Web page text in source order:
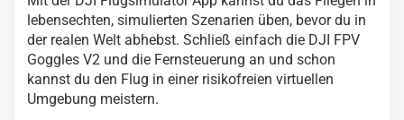
lebensechten, simulierten Szenarien üben, bevor du in
der realen Welt abhebst. Schließ einfach die DJI FPV
Goggles V2 und die Fernsteuerung an und schon
kannst du den Flug in einer risikofreien virtuellen
Umgebung meistern.